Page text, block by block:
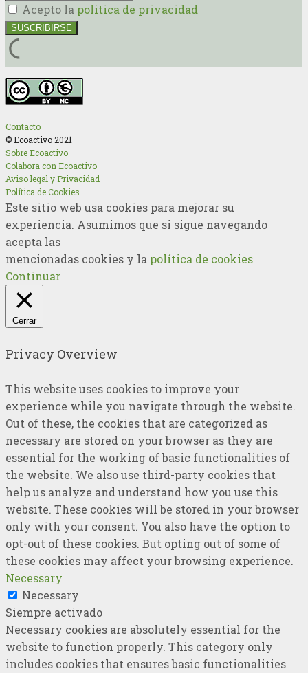
Acepto la politica de privacidad
Contacto
© Ecoactivo 2021
Sobre Ecoactivo
Colabora con Ecoactivo
Aviso legal y Privacidad
Política de Cookies
Este sitio web usa cookies para mejorar su
experiencia. Asumimos que si sigue navegando
acepta las
mencionadas cookies y la política de cookies
Continuar
Cerrar
Privacy Overview
This website uses cookies to improve your
experience while you navigate through the website.
Out of these, the cookies that are categorized as
necessary are stored on your browser as they are
essential for the working of basic functionalities of
the website. We also use third-party cookies that
help us analyze and understand how you use this
website. These cookies will be stored in your browser
only with your consent. You also have the option to
opt-out of these cookies. But opting out of some of
these cookies may affect your browsing experience.
Necessary
Necessary
Siempre activado
Necessary cookies are absolutely essential for the
website to function properly. This category only
includes cookies that ensures basic functionalities